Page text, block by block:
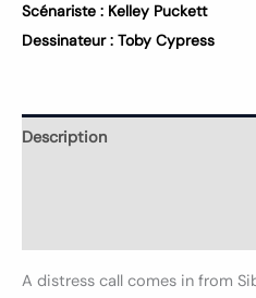
Scénariste : Kelley Puckett
Dessinateur : Toby Cypress
Description
A distress call comes in from